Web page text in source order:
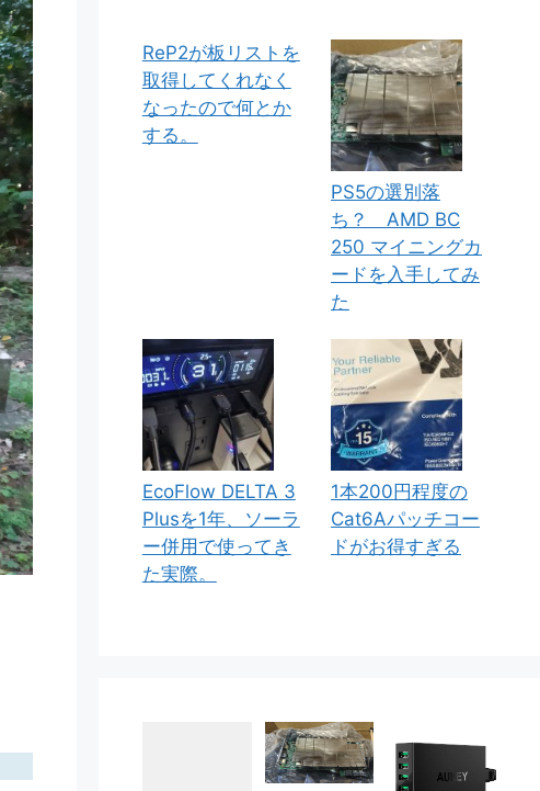
ReP2が板リストを
取得してくれなく
なったので何とか
する。
PS5の選別落
ち？ AMD BC
250 マイニングカ
ードを入手してみ
た
EcoFlow DELTA 3
Plusを1年、ソーラ
ー併用で使ってき
た実際。
1本200円程度の
Cat6Aパッチコー
ドがお得すぎる